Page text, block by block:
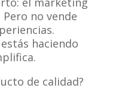
no vende
haciendo
de calidad?